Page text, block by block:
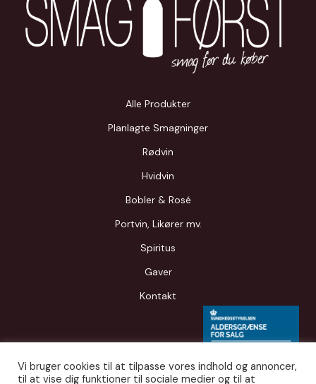
Alle Produkter
Planlagte Smagninger
Rødvin
Hvidvin
Bobler & Rosé
Portvin, Likører mv.
Spiritus
Gaver
Kontakt
Vi bruger cookies til at tilpasse vores indhold og annoncer,
til at vise dig funktioner til sociale medier og til at